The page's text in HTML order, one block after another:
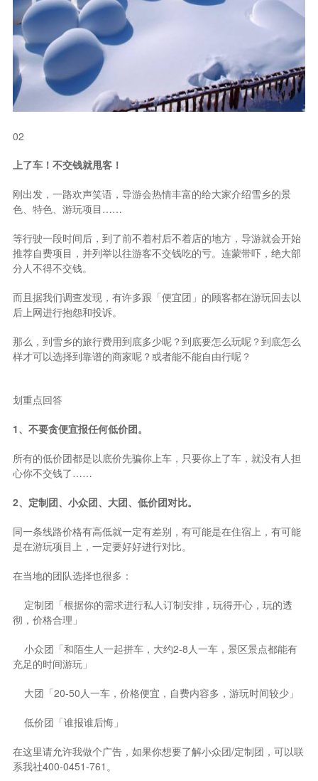
02
上了车！不交钱就甩客！
刚出发，一路欢声笑语，导游会热情丰富的给大家介绍雪乡的景
色、特色、游玩项目……
等行驶一段时间后，到了前不着村后不着店的地方，导游就会开始
推荐自费项目，并列举以往游客不交钱吃的亏。连蒙带吓，绝大部
分人不得不交钱。
而且据我们调查发现，有许多跟「便宜团」的顾客都在游玩回去以
后上网进行抱怨和投诉。
那么，到雪乡的旅行费用到底多少呢？到底要怎么玩呢？到底怎么
样才可以选择到靠谱的商家呢？或者能不能自由行呢？
划重点回答
1、不要贪便宜报任何低价团。
所有的低价团都是以底价先骗你上车，只要你上了车，就没有人担
心你不交钱了……
2、定制团、小众团、 大团、低价团对比。
是在游玩项目上，一定要好好进行对比。
在当地的团队选择也很多：
​定制团「根据你的需求进行私人订制安排，玩得开心，玩的透
彻，价格合理」